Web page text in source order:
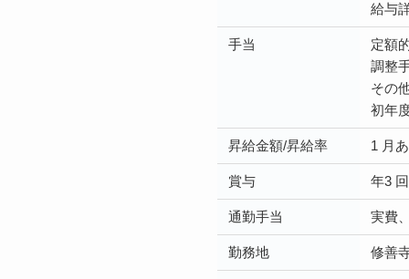
給与
手当
定額
調整
その
初年
昇給金額/昇給率 1 月
賞与 年3
通勤手当 実費
勤務地 修善